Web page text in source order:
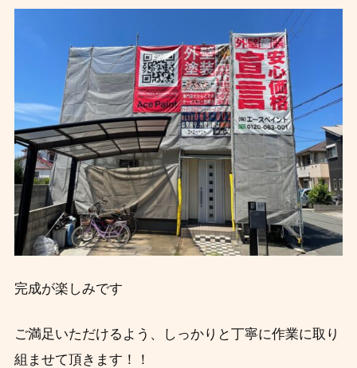
完成が楽しみです
ご満足いただけるよう、しっかりと丁寧に作業に取り
組ませて頂きます！！